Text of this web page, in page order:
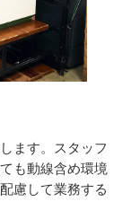
ます。スタッフ
も動線含め環境
慮して業務する